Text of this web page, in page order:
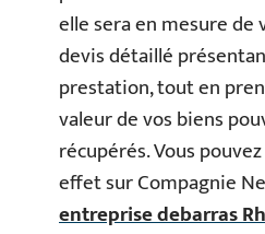
elle sera en mesure de
devis détaillé
prestation, tout en
valeur de vos biens
récupérés. Vous
effet sur Compagnie
entreprise debarras